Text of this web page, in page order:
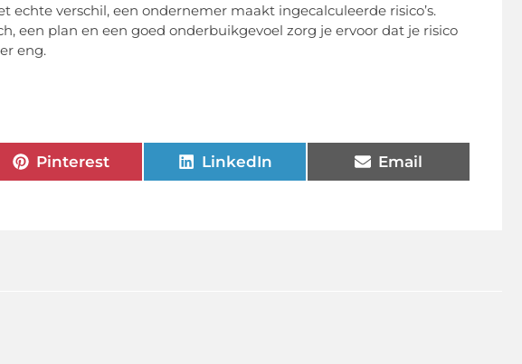
echte verschil, een ondernemer maakt ingecalculeerde risico’s.
een plan en een goed onderbuikgevoel zorg je ervoor dat je risico
eng.
Pinterest LinkedIn Email